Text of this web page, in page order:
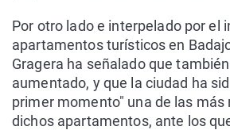
Por otro lado e interpelado por el
apartamentos turísticos en
Gragera ha señalado que
aumentado, y que la ciudad ha
primer momento" una de las más
dichos apartamentos, ante los